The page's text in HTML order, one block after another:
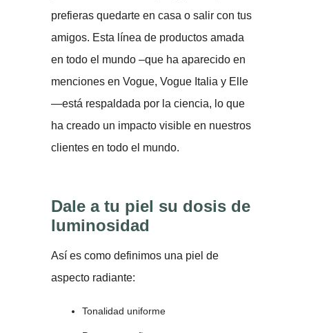
prefieras quedarte en casa o salir con tus
amigos. Esta línea de productos amada
en todo el mundo –que ha aparecido en
menciones en Vogue, Vogue Italia y Elle
—está respaldada por la ciencia, lo que
ha creado un impacto visible en nuestros
clientes en todo el mundo.
Dale a tu piel su dosis de
luminosidad
Así es como definimos una piel de
aspecto radiante:
Tonalidad uniforme